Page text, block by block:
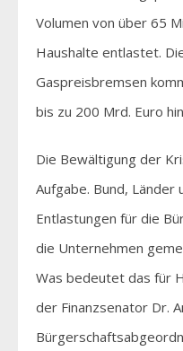
Volumen von über 65
Haushalte entlastet.
Gaspreisbremsen
bis zu 200 Mrd. Euro
Die Bewältigung der
Aufgabe. Bund, Länder
Entlastungen für die
die Unternehmen
Was bedeutet das für
der Finanzsenator Dr.